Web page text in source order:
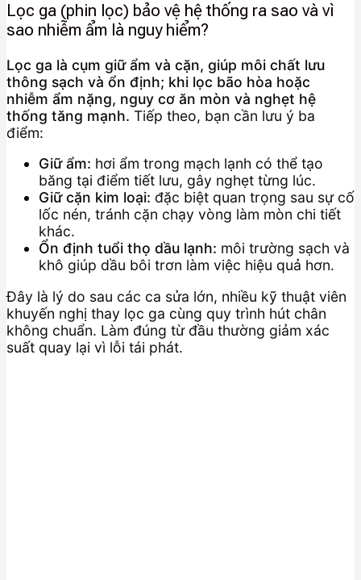
Lọc ga (phin lọc) bảo vệ hệ thống ra sao và vì
sao nhiễm ẩm là nguy hiểm?
Lọc ga là cụm giữ ẩm và cặn, giúp môi chất lưu
thông sạch và ổn định; khi lọc bão hòa hoặc
nhiễm ẩm nặng, nguy cơ ăn mòn và nghẹt hệ
thống tăng mạnh. Tiếp theo, bạn cần lưu ý ba
điểm:
Giữ ẩm: hơi ẩm trong mạch lạnh có thể tạo
băng tại điểm tiết lưu, gây nghẹt từng lúc.
Giữ cặn kim loại: đặc biệt quan trọng sau sự cố
lốc nén, tránh cặn chạy vòng làm mòn chi tiết
khác.
Ổn định tuổi thọ dầu lạnh: môi trường sạch và
khô giúp dầu bôi trơn làm việc hiệu quả hơn.
Đây là lý do sau các ca sửa lớn, nhiều kỹ thuật viên
khuyến nghị thay lọc ga cùng quy trình hút chân
không chuẩn. Làm đúng từ đầu thường giảm xác
suất quay lại vì lỗi tái phát.